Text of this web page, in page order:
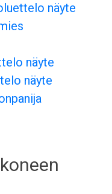
näyte
näyte
näyte